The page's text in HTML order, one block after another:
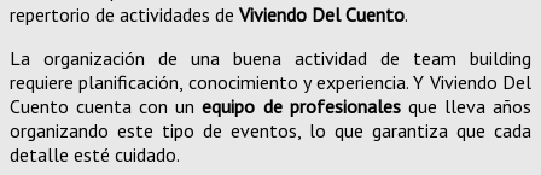
repertorio de actividades de Viviendo Del Cuento.
La organización de una buena actividad de team building
requiere planificación, conocimiento y experiencia. Y Viviendo Del
Cuento cuenta con unequipo de profesionalesque lleva años
organizando este tipo de eventos, lo que garantiza que cada
detalle esté cuidado.